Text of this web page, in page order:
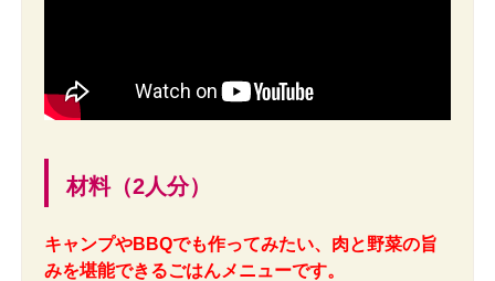
材料（2人分）
キャンプやBBQでも作ってみたい、肉と野菜の旨
みを堪能できるごはんメニューです。